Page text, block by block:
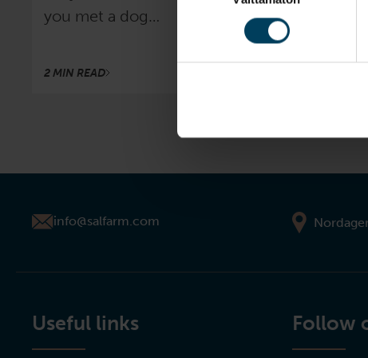
you met a dog…
2 MIN READ
info@salfarm.com
Useful links Follow